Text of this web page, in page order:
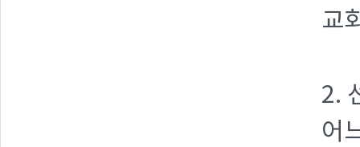
교
2.
어